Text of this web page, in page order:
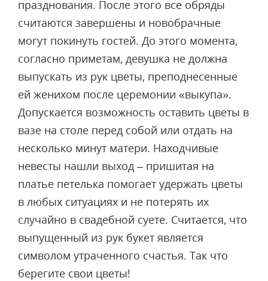
празднования. После этого все обряды
считаются завершены и новобрачные
могут покинуть гостей. До этого момента,
согласно приметам, девушка не должна
выпускать из рук цветы, преподнесенные
ей женихом после церемонии «выкупа».
Допускается возможность оставить цветы в
вазе на столе перед собой или отдать на
несколько минут матери. Находчивые
невесты нашли выход – пришитая на
платье петелька помогает удержать цветы
в любых ситуациях и не потерять их
случайно в свадебной суете. Считается, что
выпущенный из рук букет является
символом утраченного счастья. Так что
берегите свои цветы!